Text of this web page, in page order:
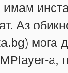
имам
Аз
мога
a,